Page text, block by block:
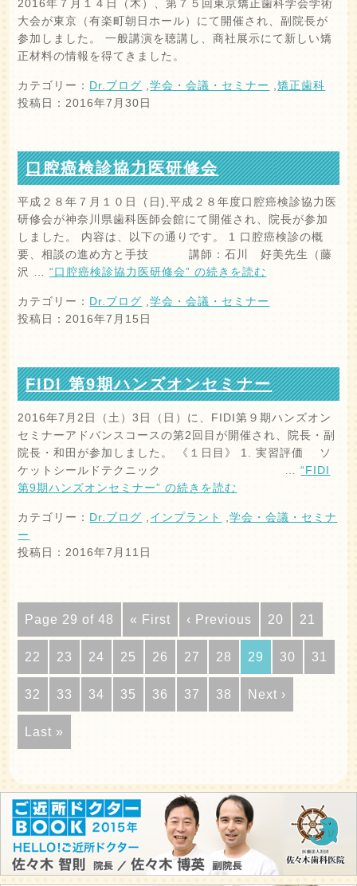
2016年７月１４日（木）、第７５回東京矯正歯科学会学術
大会が東京（有楽町朝日ホール）にて開催され、副院長が
参加しました。 一般講演を聴講し、商社展示にて新しい矯
正材料の情報を得てきました。
カテゴリー： Dr.ブログ ,学会・会議・セミナー ,矯正歯科
投稿日：2016年7月30日
口腔癌検診協力医研修会
平成２８年７月１０日（日),平成２８年度口腔癌検診協力医
研修会が神奈川県歯科医師会館にて開催され、院長が参加
しました。 内容は、以下の通りです。 1 口腔癌検診の概
要、相談の進め方と手技 講師：石川 好美先生（藤
沢 …“口腔癌検診協力医研修会” の続きを読む
カテゴリー： Dr.ブログ ,学会・会議・セミナー
投稿日：2016年7月15日
FIDI 第9期ハンズオンセミナー
2016年7月2日（土）3日（日）に、FIDI第９期ハンズオン
セミナーアドバンスコースの第2回目が開催され、院長・副
院長・和田が参加しました。 《１日目》 1. 実習評価 ソ
ケットシールドテクニック …“FIDI
第9期ハンズオンセミナー” の続きを読む
カテゴリー： Dr.ブログ ,インプラント ,学会・会議・セミナ
ー
投稿日：2016年7月11日
Page 29 of 48 « First ‹ Previous 20 21
22 23 24 25 26 27 28 29 30 31
32 33 34 35 36 37 38 Next ›
Last »